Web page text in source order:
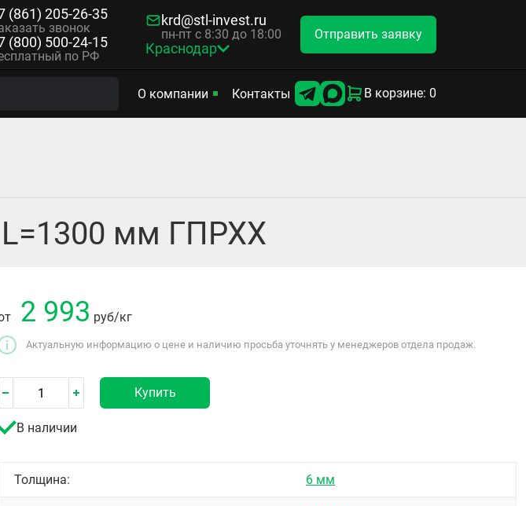
(861) 205-26-35
звонок
(800) 500-24-15
по РФ
krd@stl-invest.ru
пн-пт с 8:30 до 18:00
Краснодар
Отправить заявку
О компании Контакты В корзине: 0
мм ГПРХХ
2 993 руб/кг
Актуальную информацию о цене и наличию просьба уточнять у менеджеров отдела продаж.
Купить
В наличии
Толщина: 6 мм